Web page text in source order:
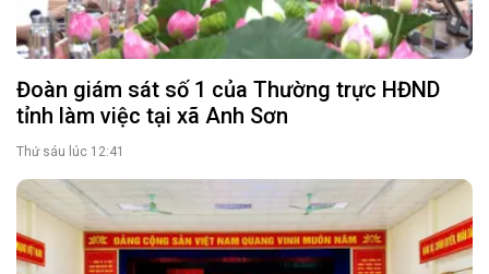
Đoàn giám sát số 1 của Thường trực HĐND
tỉnh làm việc tại xã Anh Sơn
Thứ sáu lúc 12:41